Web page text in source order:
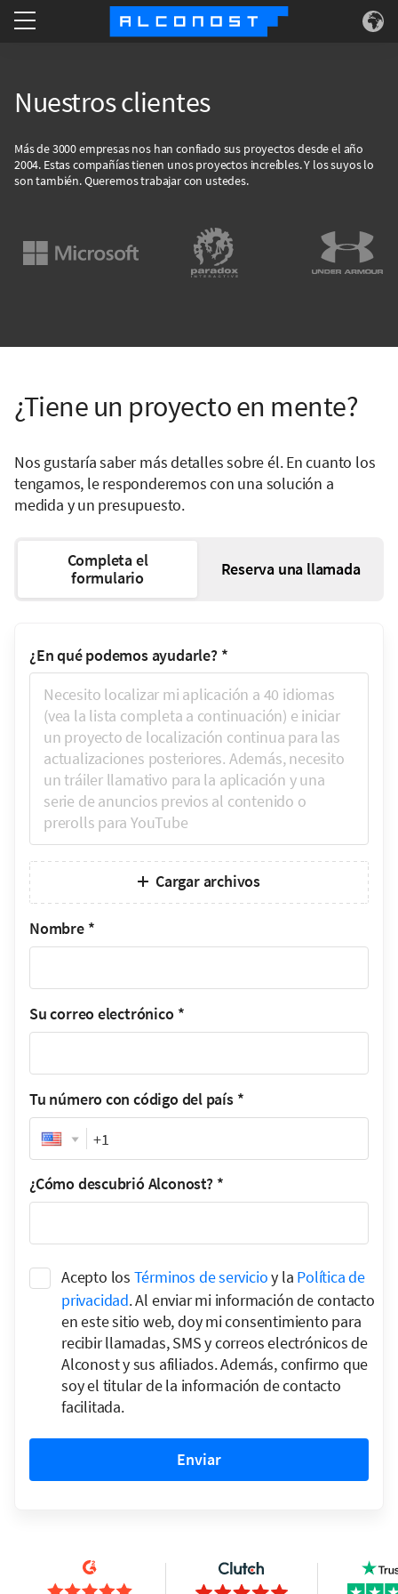
Use Cases
Technology
Nuestros clientes
Más de 3000 empresas nos han confiado sus proyectos desde el año
2004. Estas compañías tienen unos proyectos increíbles. Y los suyos lo
son también. Queremos trabajar con ustedes.
¿Tiene un proyecto en mente?
Nos gustaría saber más detalles sobre él. En cuanto los
tengamos, le responderemos con una solución a
medida y un presupuesto.
Completa el
formulario
Reserva una llamada
¿En qué podemos ayudarle? *
Cargar archivos
Nombre *
Su correo electrónico *
Tu número con código del país *
Phone
¿Cómo descubrió Alconost? *
Acepto los Términos de servicioy la Política de
privacidad. Al enviar mi información de contacto
en este sitio web, doy mi consentimiento para
recibir llamadas, SMS y correos electrónicos de
Alconost y sus afiliados. Además, confirmo que
soy el titular de la información de contacto
facilitada.
Enviar